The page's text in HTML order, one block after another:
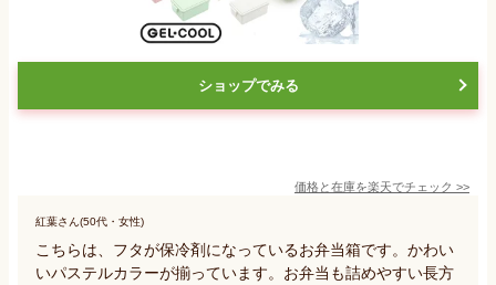
ショップでみる
価格と在庫を楽天でチェック >>
紅葉さん(50代・女性)
こちらは、フタが保冷剤になっているお弁当箱です。かわい
いパステルカラーが揃っています。お弁当も詰めやすい長方